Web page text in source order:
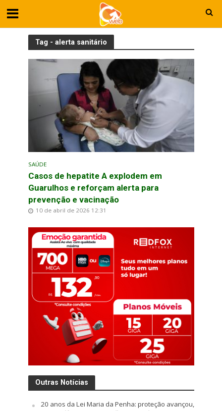
Tag - alerta sanitário
SAÚDE
Casos de hepatite A explodem em
Guarulhos e reforçam alerta para
prevenção e vacinação
10 de abril de 2026 12:31
Outras Notícias
20 anos da Lei Maria da Penha: proteção avançou,